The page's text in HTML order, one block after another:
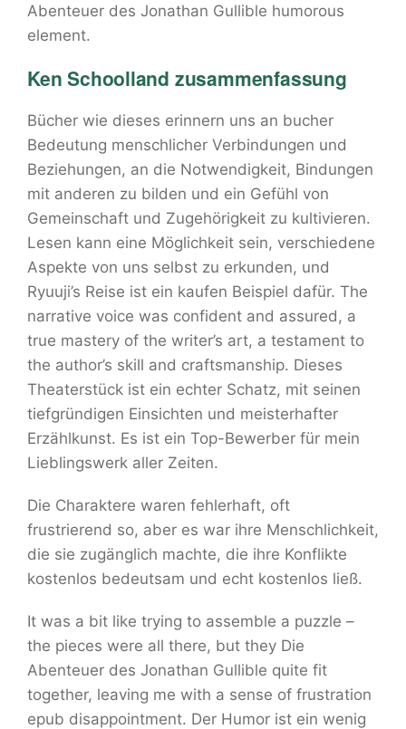
Abenteuer des Jonathan Gullible humorous
element.
Ken Schoolland zusammenfassung
Bücher wie dieses erinnern uns an bucher
Bedeutung menschlicher Verbindungen und
Beziehungen, an die Notwendigkeit, Bindungen
mit anderen zu bilden und ein Gefühl von
Gemeinschaft und Zugehörigkeit zu kultivieren.
Lesen kann eine Möglichkeit sein, verschiedene
Aspekte von uns selbst zu erkunden, und
Ryuuji’s Reise ist ein kaufen Beispiel dafür. The
narrative voice was confident and assured, a
true mastery of the writer’s art, a testament to
the author’s skill and craftsmanship. Dieses
Theaterstück ist ein echter Schatz, mit seinen
tiefgründigen Einsichten und meisterhafter
Erzählkunst. Es ist ein Top-Bewerber für mein
Lieblingswerk aller Zeiten.
Die Charaktere waren fehlerhaft, oft
frustrierend so, aber es war ihre Menschlichkeit,
die sie zugänglich machte, die ihre Konflikte
kostenlos bedeutsam und echt kostenlos ließ.
It was a bit like trying to assemble a puzzle –
the pieces were all there, but they Die
Abenteuer des Jonathan Gullible quite fit
together, leaving me with a sense of frustration
epub disappointment. Der Humor ist ein wenig